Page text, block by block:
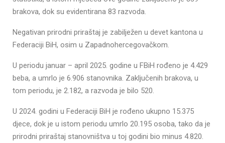
brakova, dok su evidentirana 83 razvoda.
Negativan prirodni priraštaj je zabilježen u devet kantona u
Federaciji BiH, osim u Zapadnohercegovačkom.
U periodu januar – april 2025. godine u FBiH rođeno je 4.429
beba, a umrlo je 6.906 stanovnika. Zaključenih brakova, u
tom periodu, je 2.182, a razvoda je bilo 520.
U 2024. godini u Federaciji BiH je rođeno ukupno 15.375
djece, dok je u istom periodu umrlo 20.195 osoba, tako da je
prirodni priraštaj stanovništva u toj godini bio minus 4.820.